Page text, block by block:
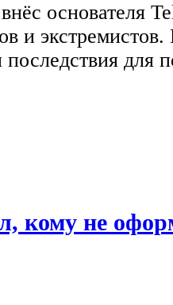
основателя
и
для
кому не